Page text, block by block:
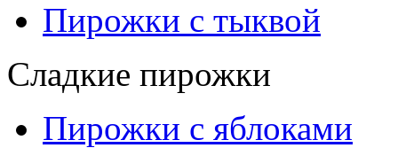
Пирожки с тыквой
Сладкие пирожки
Пирожки с яблоками